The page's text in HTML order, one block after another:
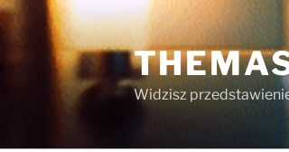
Przejdź
do
Widzisz